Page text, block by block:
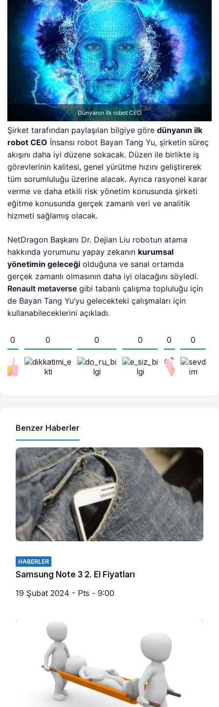
Dünyanın ilk robot CEO
Şirket tarafından paylaşılan bilgiye göredünyanın ilk
robot CEO İnsansı robot Bayan Tang Yu, şirketin süreç
akışını daha iyi düzene sokacak. Düzen ile birlikte iş
görevlerinin kalitesi, genel yürütme hızını geliştirerek
tüm sorumluluğu üzerine alacak. Ayrıca rasyonel karar
verme ve daha etkili risk yönetim konusunda şirketi
eğitme konusunda gerçek zamanlı veri ve analitik
hizmeti sağlamış olacak.
NetDragon Başkanı Dr. Dejian Liu robotun atama
hakkında yorumunu yapay zekanın kurumsal
yönetimin geleceği olduğuna ve sanal ortamda
gerçek zamanlı olmasının daha iyi olacağını söyledi.
Renault metaverse gibi tabanlı çalışma topluluğu için
de Bayan Tang Yu’yu gelecekteki çalışmaları için
kullanabileceklerini açıkladı.
0 0 0 0 0 0
Benzer Haberler
HABERLER
Samsung Note 3 2. El Fiyatları
19 Şubat 2024 - Pts - 9:00